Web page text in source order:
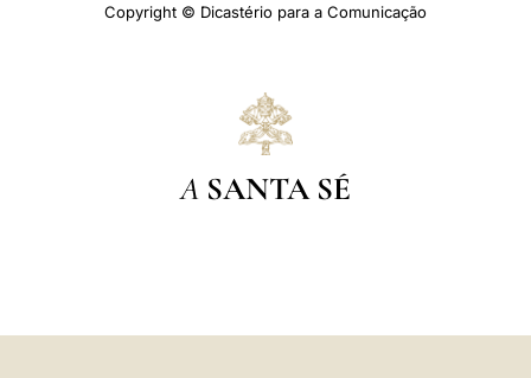
Copyright © Dicastério para a Comunicação
A SANTA SÉ